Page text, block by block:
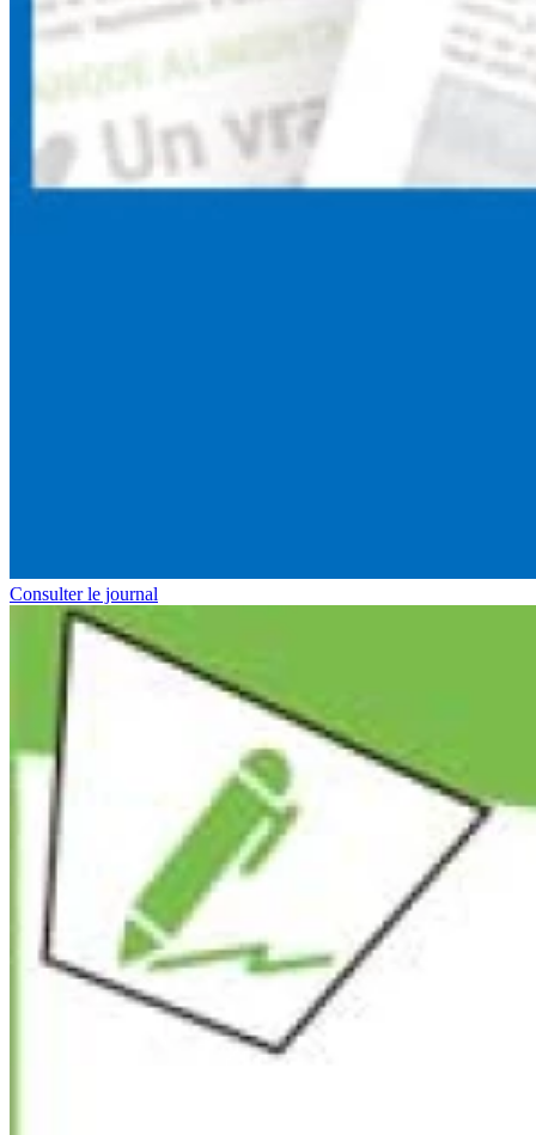
Consulter le journal